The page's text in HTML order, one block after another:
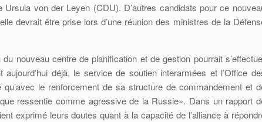
von der Leyen (CDU). D’autres candidats pour ce
devrait être prise lors d’une réunion des ministres de la
nouveau centre de planification et de gestion pourrait
déjà, le service de soutien interarmées et l’Office
le renforcement de sa structure de commandement et
ressentie comme agressive de la Russie». Dans un rapport
exprimé leurs doutes quant à la capacité de l’alliance à